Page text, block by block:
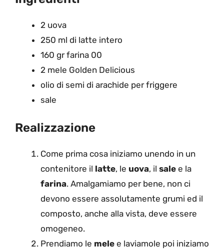
2 uova
250 ml di latte intero
160 gr farina 00
2 mele Golden Delicious
olio di semi di arachide per friggere
sale
Realizzazione
Come prima cosa iniziamo unendo in un
contenitore il latte, le uova, il sale e la
farina. Amalgamiamo per bene, non ci
devono essere assolutamente grumi ed il
composto, anche alla vista, deve essere
omogeneo.
Prendiamo le mele e laviamole poi iniziamo